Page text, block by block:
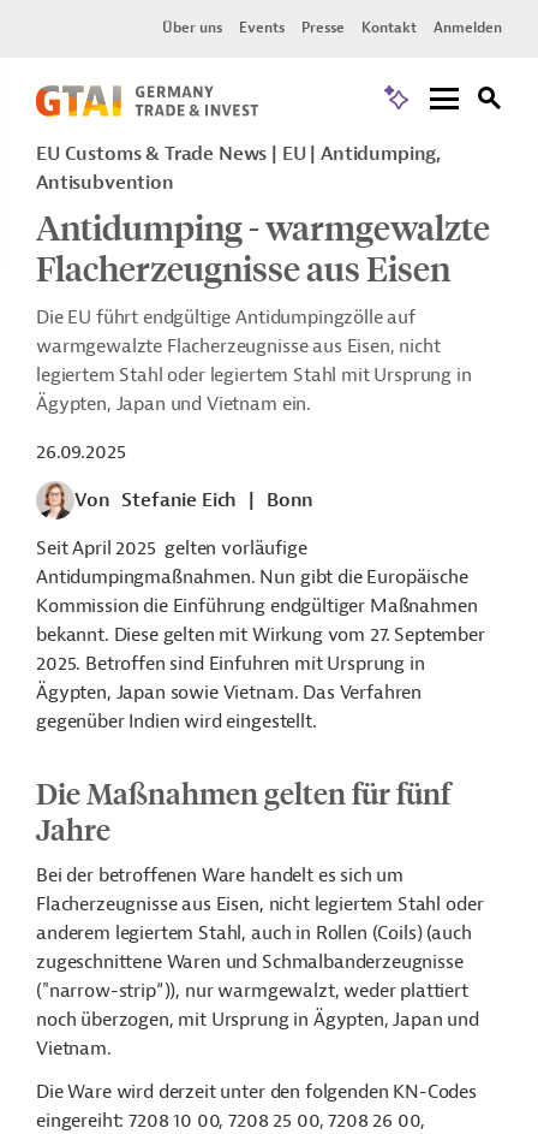
Über uns Events Presse Kontakt Anmelden
EU Customs & Trade News EU
Antidumping,
Antisubvention
Antidumping - warmgewalzte
Flacherzeugnisse aus Eisen
Die EU führt endgültige Antidumpingzölle auf
warmgewalzte Flacherzeugnisse aus Eisen, nicht
legiertem Stahl oder legiertem Stahl mit Ursprung in
Ägypten, Japan und Vietnam ein.
26.09.2025
Von Stefanie Eich
Bonn
Seit April 2025 gelten vorläufige
Antidumpingmaßnahmen. Nun gibt die Europäische
Kommission die Einführung endgültiger Maßnahmen
bekannt. Diese gelten mit Wirkung vom 27. September
2025. Betroffen sind Einfuhren mit Ursprung in
Ägypten, Japan sowie Vietnam. Das Verfahren
gegenüber Indien wird eingestellt.
Die Maßnahmen gelten für fünf
Jahre
Bei der betroffenen Ware handelt es sich um
Flacherzeugnisse aus Eisen, nicht legiertem Stahl oder
anderem legiertem Stahl, auch in Rollen (Coils) (auch
zugeschnittene Waren und Schmalbanderzeugnisse
("narrow-strip“)), nur warmgewalzt, weder plattiert
noch überzogen, mit Ursprung in Ägypten, Japan und
Vietnam.
Die Ware wird derzeit unter den folgenden KN-Codes
eingereiht: 7208 10 00, 7208 25 00, 7208 26 00,